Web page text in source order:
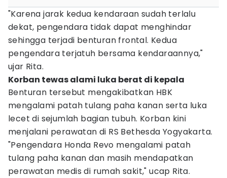
"Karena jarak kedua kendaraan sudah terlalu
dekat, pengendara tidak dapat menghindar
sehingga terjadi benturan frontal. Kedua
pengendara terjatuh bersama kendaraannya,"
ujar Rita.
Korban tewas alami luka berat di kepala
Benturan tersebut mengakibatkan HBK
mengalami patah tulang paha kanan serta luka
lecet di sejumlah bagian tubuh. Korban kini
menjalani perawatan di RS Bethesda Yogyakarta.
"Pengendara Honda Revo mengalami patah
tulang paha kanan dan masih mendapatkan
perawatan medis di rumah sakit," ucap Rita.